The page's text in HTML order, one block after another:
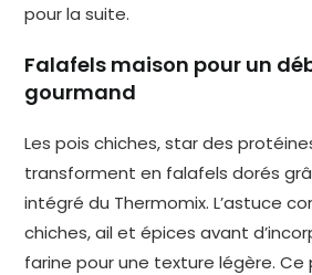
pour la suite.
Falafels maison pour un
gourmand
Les pois chiches, star des
transforment en falafels dorés
intégré du Thermomix. L’astuce
chiches, ail et épices avant
farine pour une texture légère. Ce